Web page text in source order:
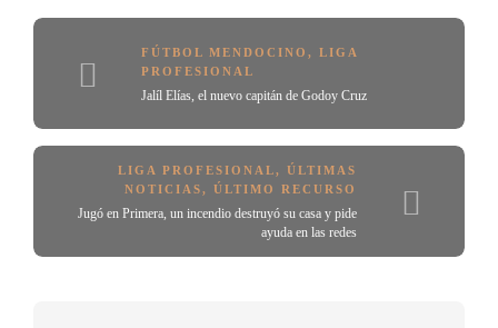
FÚTBOL MENDOCINO , LIGA
PROFESIONAL
Jalíl Elías, el nuevo capitán de Godoy Cruz
LIGA PROFESIONAL, ÚLTIMAS
NOTICIAS, ÚLTIMO RECURSO
Jugó en Primera, un incendio destruyó su casa y pide
ayuda en las redes